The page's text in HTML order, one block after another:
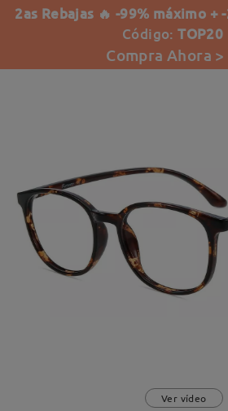
2as Rebajas 🔥 -99% máximo +
Código:TOP20
Compra Ahora >
Ver vídeo